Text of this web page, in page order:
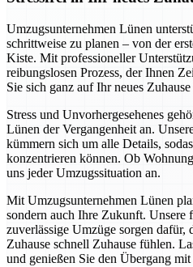
Umzugsunternehmen Lünen
schrittweise zu planen – von der
Kiste. Mit professioneller
reibungslosen Prozess, der Ihnen
Sie sich ganz auf Ihr neues
Stress und Unvorhergesehenes
Lünen der Vergangenheit an.
kümmern sich um alle Details,
konzentrieren können. Ob
uns jeder Umzugssituation an.
Mit Umzugsunternehmen Lünen
sondern auch Ihre Zukunft. Unsere
zuverlässige Umzüge sorgen dafür,
Zuhause schnell Zuhause fühlen.
und genießen Sie den Übergang mit